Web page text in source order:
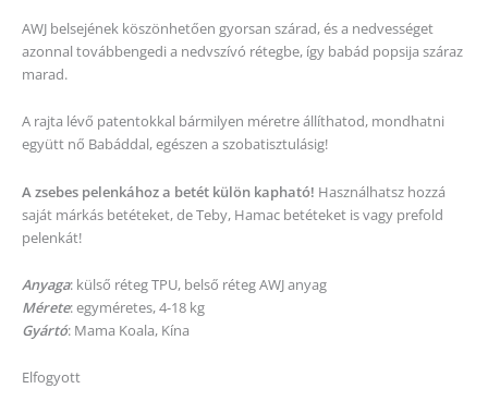
AWJ belsejének köszönhetően gyorsan szárad, és a nedvességet
azonnal továbbengedi a nedvszívó rétegbe, így babád popsija száraz
marad.
A rajta lévő patentokkal bármilyen méretre állíthatod, mondhatni
együtt nő Babáddal, egészen a szobatisztulásig!
A zsebes pelenkához a betét külön kapható! Használhatsz hozzá
saját márkás betéteket, de Teby, Hamac betéteket is vagy prefold
pelenkát!
Anyaga: külső réteg TPU, belső réteg AWJ anyag
Mérete: egyméretes, 4-18 kg
Gyártó: Mama Koala, Kína
Elfogyott